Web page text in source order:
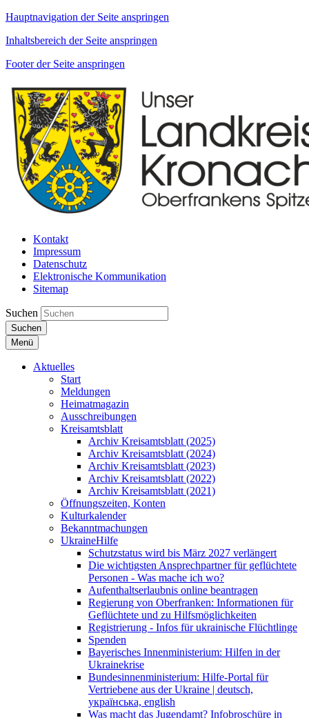
Hauptnavigation der Seite anspringen
Inhaltsbereich der Seite anspringen
Footer der Seite anspringen
Kontakt
Impressum
Datenschutz
Elektronische Kommunikation
Sitemap
Suchen
Suchen
Menü
Aktuelles
Start
Meldungen
Heimatmagazin
Ausschreibungen
Kreisamtsblatt
Archiv Kreisamtsblatt (2025)
Archiv Kreisamtsblatt (2024)
Archiv Kreisamtsblatt (2023)
Archiv Kreisamtsblatt (2022)
Archiv Kreisamtsblatt (2021)
Öffnungszeiten, Konten
Kulturkalender
Bekanntmachungen
UkraineHilfe
Schutzstatus wird bis März 2027 verlängert
Die wichtigsten Ansprechpartner für geflüchtete
Personen - Was mache ich wo?
Aufenthaltserlaubnis online beantragen
Regierung von Oberfranken: Informationen für
Geflüchtete und zu Hilfsmöglichkeiten
Registrierung - Infos für ukrainische Flüchtlinge
Spenden
Bayerisches Innenministerium: Hilfen in der
Ukrainekrise
Bundesinnenministerium: Hilfe-Portal für
Vertriebene aus der Ukraine | deutsch,
українська, english
Was macht das Jugendamt? Infobroschüre in